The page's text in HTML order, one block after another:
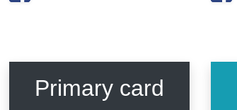
Primary card